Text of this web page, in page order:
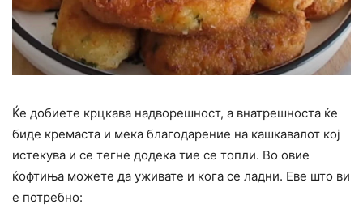
Ќе добиете крцкава надворешност, а внатрешноста ќе
биде кремаста и мека благодарение на кашкавалот кој
истекува и се тегне додека тие се топли. Во овие
ќофтиња можете да уживате и кога се ладни. Еве што ви
е потребно: